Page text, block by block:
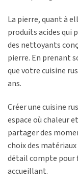
La pierre, quant à
produits acides qui
des nettoyants
pierre. En prenant
que votre cuisine
ans.
Créer une cuisine
espace où chaleur
partager des
choix des
détail compte pour
accueillant.